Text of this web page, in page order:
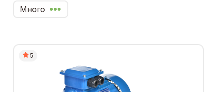
Много
5